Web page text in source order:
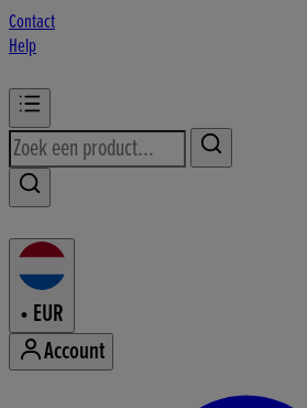
Contact
Help
• EUR
Account